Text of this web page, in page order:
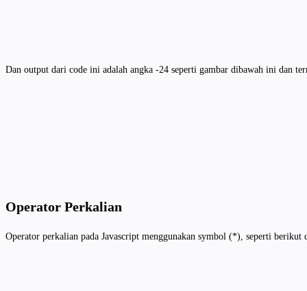
Dan output dari code ini adalah angka -24 seperti gambar dibawah ini dan
Operator Perkalian
Operator perkalian pada Javascript menggunakan symbol (*), seperti berikut